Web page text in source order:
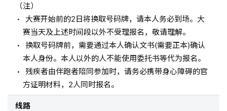
（注）
大赛开始前的2日将换取号码牌，请本人务必到场。大
赛当天及上述时间段以外不受理报名，敬请理解。
换取号码牌前，需要通过本人确认文书(需要正本)确认
本人身份。本人以外的人不能使用委托书等代为报名。
残疾者由伴跑者陪同参加时，请务必携带身心障碍的官
方证明材料，2人同时报名。
线路